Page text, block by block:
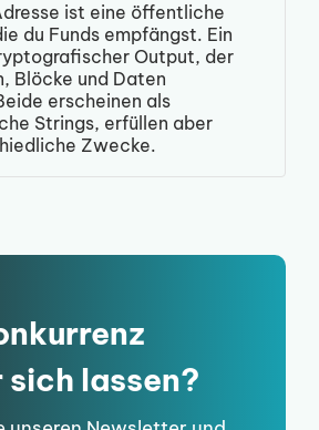
ist eine öffentliche
du Funds empfängst. Ein
Output, der
Blöcke und Daten
erscheinen als
Strings, erfüllen aber
Zwecke.
sich lassen?